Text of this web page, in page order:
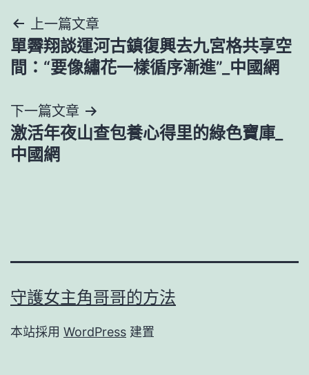
文
章
覽
上一篇文章
單霽翔談運河古鎮復興去九宮格共享空
間：“要像繡花一樣循序漸進”_中國網
下一篇文章
激活年夜山查包養心得里的綠色寶庫_
中國網
守護女主角哥哥的方法
本站採用 WordPress 建置